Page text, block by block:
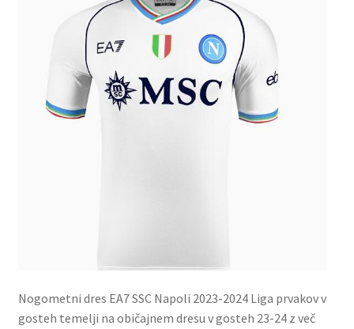
Nogometni dres EA7 SSC Napoli 2023-2024 Liga prvakov v
gosteh temelji na običajnem dresu v gosteh 23-24 z več